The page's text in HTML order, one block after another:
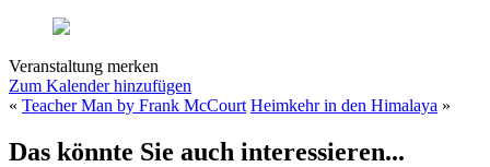
Veranstaltung merken
Zum Kalender hinzufügen
« Teacher Man by Frank McCourt Heimkehr in den Himalaya »
Das könnte Sie auch interessieren...